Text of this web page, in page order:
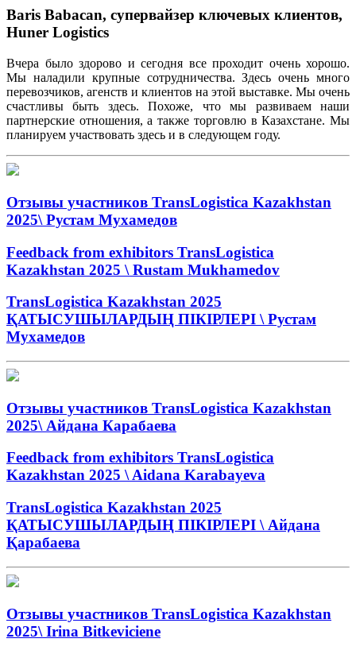
Baris Babacan, супервайзер ключевых клиентов,
Huner Logistics
Вчера было здорово и сегодня все проходит очень хорошо.
Мы наладили крупные сотрудничества.Здесь очень много
перевозчиков, агенств и клиентов на этой выставке. Мы очень
счастливы
быть здесь.Похоже, что мы развиваем
наши
партнерские отношения, атакже торговлювКазахстане.Мы
планируем участвовать здесь и в следующем году.
Отзывы участников TransLogistica Kazakhstan
2025\ Рустам Мухамедов
Feedback from exhibitors TransLogistica
Kazakhstan 2025 \ Rustam Mukhamedov
TransLogistica Kazakhstan 2025
ҚАТЫСУШЫЛАРДЫҢ ПІКІРЛЕРІ \ Рустам
Мухамедов
Отзывы участников TransLogistica Kazakhstan
2025\ Айдана Карабаева
Feedback from exhibitors TransLogistica
Kazakhstan 2025 \ Aidana Karabayeva
TransLogistica Kazakhstan 2025
ҚАТЫСУШЫЛАРДЫҢ ПІКІРЛЕРІ \ Айдана
Қарабаева
Отзывы участников TransLogistica Kazakhstan
2025\ Irina Bitkeviciene